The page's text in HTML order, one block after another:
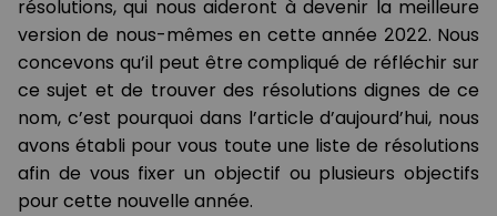
résolutions, qui nous aideront à devenir la meilleure
version de nous-mêmes en cette année 2022. Nous
concevons qu’il peut être compliqué de réfléchir sur
ce sujet et de trouver des résolutions dignes de ce
nom, c’est pourquoi dans l’article d’aujourd’hui, nous
avons établi pour vous toute une liste de résolutions
afin de vous fixer un objectif ou plusieurs objectifs
pour cette nouvelle année.